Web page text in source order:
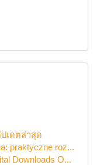
เดตล่าสุด
praktyczne roz...
Downloads O...